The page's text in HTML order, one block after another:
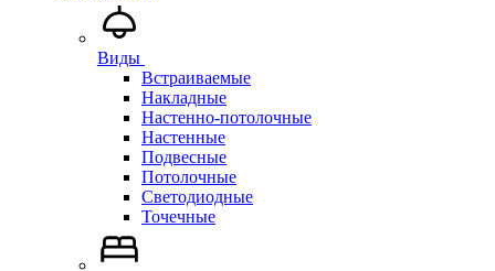
Виды
Встраиваемые
Накладные
Настенно-потолочные
Настенные
Подвесные
Потолочные
Светодиодные
Точечные